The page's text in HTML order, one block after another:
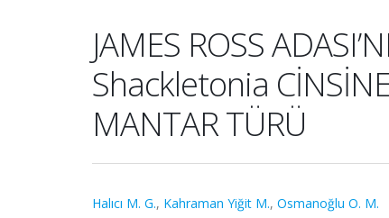
JAMES ROSS
Shackletonia
MANTAR TÜRÜ
Halıcı M. G., Kahraman Yiğit M., Osmanoğlu O. M.